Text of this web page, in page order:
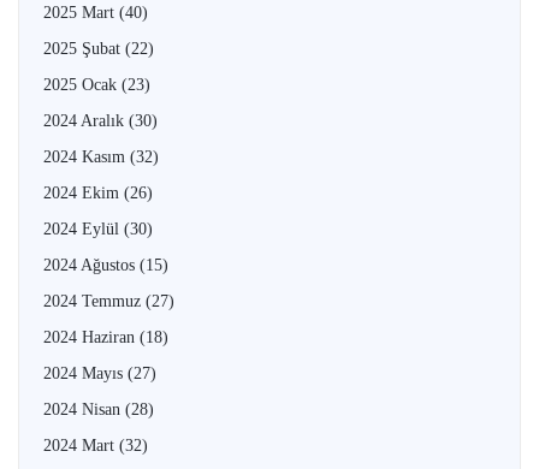
2025 Mart (40)
2025 Şubat (22)
2025 Ocak (23)
2024 Aralık (30)
2024 Kasım (32)
2024 Ekim (26)
2024 Eylül (30)
2024 Ağustos (15)
2024 Temmuz (27)
2024 Haziran (18)
2024 Mayıs (27)
2024 Nisan (28)
2024 Mart (32)